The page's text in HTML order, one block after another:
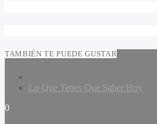
TAMBIÉN TE PUEDE GUSTAR
Lo Que Tenes Que Saber Hoy
0